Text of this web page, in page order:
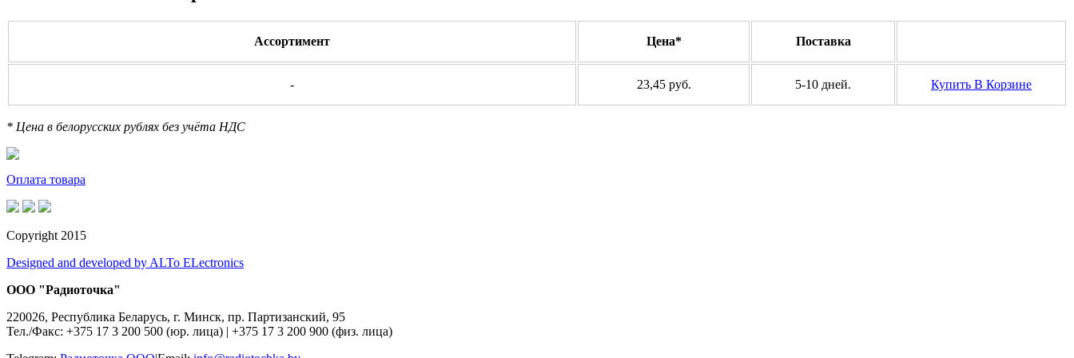
Ассортимент Цена* Поставка
- 23,45 руб. 5-10 дней. Купить В Корзине
* Цена в белорусских рублях без учёта НДС
Оплата товара
Copyright 2015
Designed and developed by ALTo ELectronics
ООО "Радиоточка"
220026, Республика Беларусь, г. Минск, пр. Партизанский, 95
Тел./Факс: +375 17 3 200 500 (юр. лица) | +375 17 3 200 900 (физ. лица)